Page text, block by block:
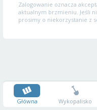
Zalogowanie oznacza
aktualnym brzmieniu. Jeśli
prosimy o niekorzystanie z
Główna Wykopalisko